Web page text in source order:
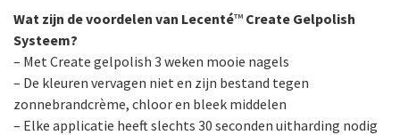
Wat zijn de voordelen van Lecenté™ Create Gelpolish
Systeem?
– Met Create gelpolish 3 weken mooie nagels
– De kleuren vervagen niet en zijn bestand tegen
zonnebrandcrème, chloor en bleek middelen
– Elke applicatie heeft slechts 30 seconden uitharding nodig